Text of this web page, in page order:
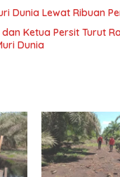
Dunia Lewat Ribuan
Ketua Persit Turut
Dunia